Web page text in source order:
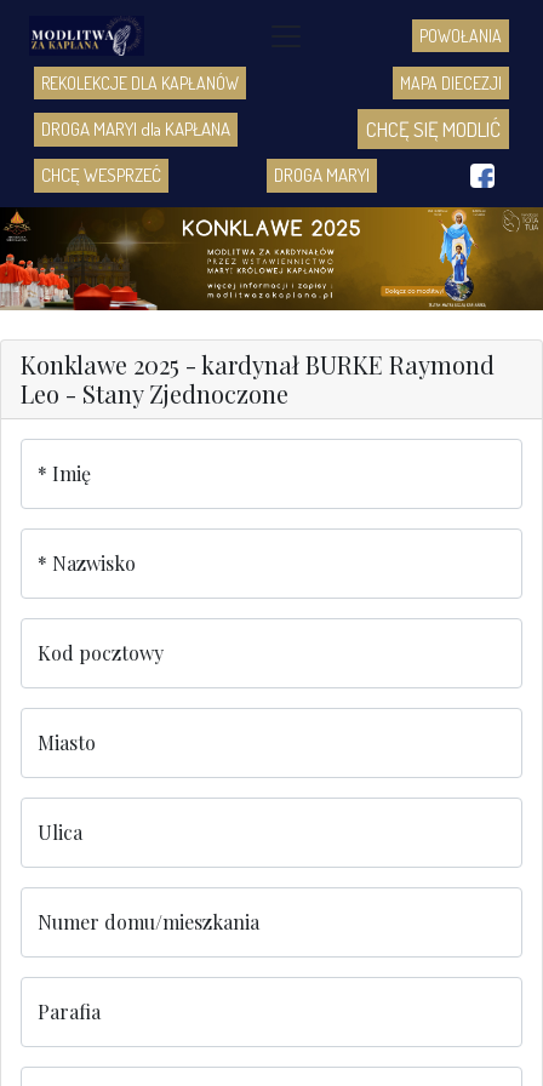
POWOŁANIA
REKOLEKCJE DLA KAPŁANÓW MAPA DIECEZJI
DROGA MARYI dla KAPŁANA CHCĘ SIĘ MODLIĆ
CHCĘ WESPRZEĆ DROGA MARYI f
Konklawe 2025 - kardynał BURKE Raymond
Leo - Stany Zjednoczone
Imię
Nazwisko
Kod pocztowy
Miasto
Ulica
Numer domu/mieszkania
Parafia